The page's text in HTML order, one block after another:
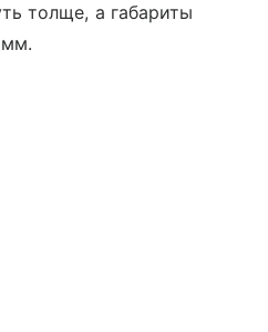
толще, а габариты
мм.